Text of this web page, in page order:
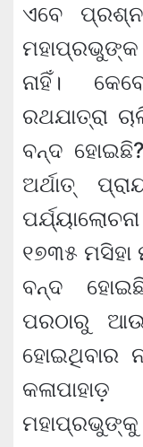
ଏବେ
ମହାପ୍ରଭୁଙ୍କ
ନାହିଁ।
ରଥଯାତ୍ରା
ବନ୍ଦ
ଅର୍ଥାତ୍
୧୭୩୫
ବନ୍ଦ
ପରଠାରୁ
ହୋଇଥିବାର